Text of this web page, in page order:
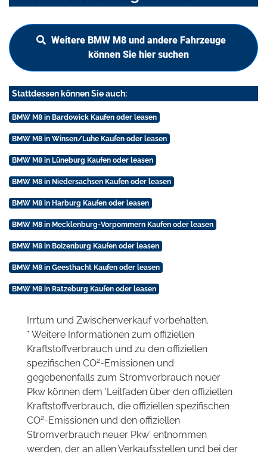
Weitere BMW M8 und andere Fahrzeuge
können Sie hier suchen
Stattdessen können Sie auch:
BMW M8 in Bardowick Kaufen oder leasen
BMW M8 in Winsen/Luhe Kaufen oder leasen
BMW M8 in Lüneburg Kaufen oder leasen
BMW M8 in Niedersachsen Kaufen oder leasen
BMW M8 in Harburg Kaufen oder leasen
BMW M8 in Mecklenburg-Vorpommern Kaufen oder leasen
BMW M8 in Boizenburg Kaufen oder leasen
BMW M8 in Geesthacht Kaufen oder leasen
BMW M8 in Ratzeburg Kaufen oder leasen
Irrtum und Zwischenverkauf vorbehalten.
* Weitere Informationen zum offiziellen
Kraftstoffverbrauch und zu den offiziellen
spezifischen CO2-Emissionen und
gegebenenfalls zum Stromverbrauch neuer
Pkw können dem 'Leitfaden über den offiziellen
Kraftstoffverbrauch, die offiziellen spezifischen
CO2-Emissionen und den offiziellen
Stromverbrauch neuer Pkw' entnommen
werden, der an allen Verkaufsstellen und bei der